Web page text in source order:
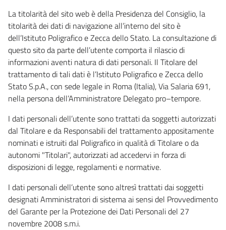
La titolarità del sito web è della Presidenza del Consiglio, la
titolarità dei dati di navigazione all’interno del sito è
dell’Istituto Poligrafico e Zecca dello Stato. La consultazione di
questo sito da parte dell’utente comporta il rilascio di
informazioni aventi natura di dati personali. Il Titolare del
trattamento di tali dati è l’Istituto Poligrafico e Zecca dello
Stato S.p.A., con sede legale in Roma (Italia), Via Salaria 691,
nella persona dell’Amministratore Delegato pro–tempore.
I dati personali dell’utente sono trattati da soggetti autorizzati
dal Titolare e da Responsabili del trattamento appositamente
nominati e istruiti dal Poligrafico in qualità di Titolare o da
autonomi "Titolari", autorizzati ad accedervi in forza di
disposizioni di legge, regolamenti e normative.
I dati personali dell’utente sono altresì trattati dai soggetti
designati Amministratori di sistema ai sensi del Provvedimento
del Garante per la Protezione dei Dati Personali del 27
novembre 2008 s.m.i.